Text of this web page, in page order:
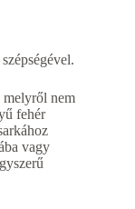
melyről nem
fehér
vagy